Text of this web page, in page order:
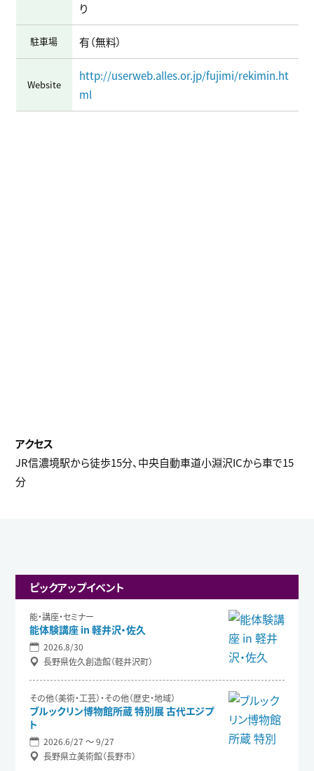
り
駐車場 有（無料）
Website
http://userweb.alles.or.jp/fujimi/rekimin.ht
ml
JR信濃境駅から徒歩15分、中央自動車道小淵沢ICから車で15
分
ピックアップイベント
能・講座・セミナー
能体験講座 in 軽井沢・佐久
2026.8/30
長野県佐久創造館（軽井沢町）
その他（美術・工芸）・その他（歴史・地域）
ブルックリン博物館所蔵 特別展 古代エジプ
ト
2026.6/27 〜 9/27
長野県立美術館（長野市）